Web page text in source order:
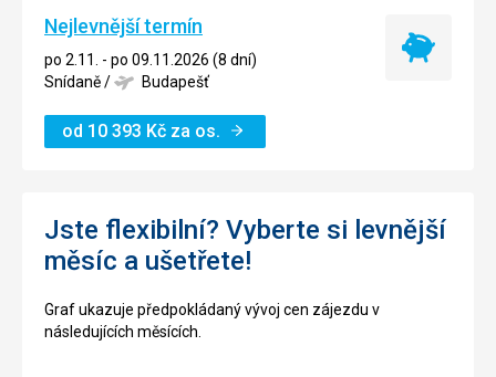
Nejlevnější termín
po 2.11. - po 09.11.2026 (8 dní)
Snídaně/ Budapešť
od 10 393 Kč za os.
Nejlevnější
Jste flexibilní? Vyberte si levnější
měsíc a ušetřete!
Graf ukazuje předpokládaný vývoj cen zájezdu v
následujících měsících.